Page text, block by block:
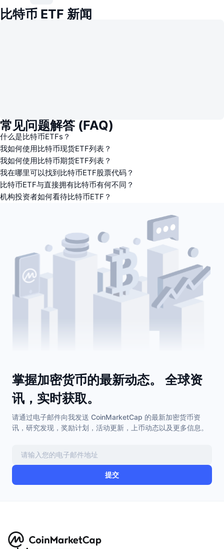
比特币 ETF 新闻
常见问题解答 (FAQ)
什么是比特币ETFs？
我如何使用比特币现货ETF列表？
我如何使用比特币期货ETF列表？
我在哪里可以找到比特币ETF股票代码？
比特币ETF与直接拥有比特币有何不同？
机构投资者如何看待比特币ETF？
掌握加密货币的最新动态。 全球资
讯，实时获取。
请通过电子邮件向我发送 CoinMarketCap 的最新加密货币资
讯，研究发现，奖励计划，活动更新，上币动态以及更多信息。
提交